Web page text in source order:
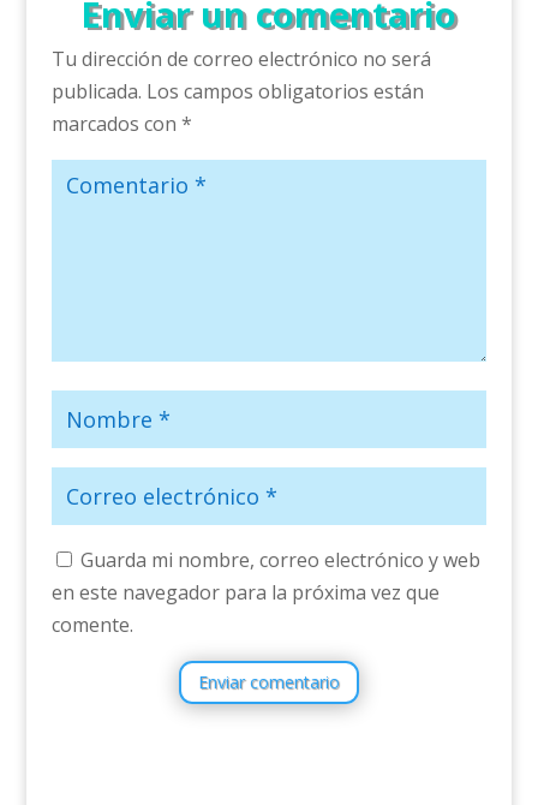
Enviar un comentario
Tu dirección de correo electrónico no será
publicada. Los campos obligatorios están
marcados con *
Guarda mi nombre, correo electrónico y web
en este navegador para la próxima vez que
comente.
Enviar comentario